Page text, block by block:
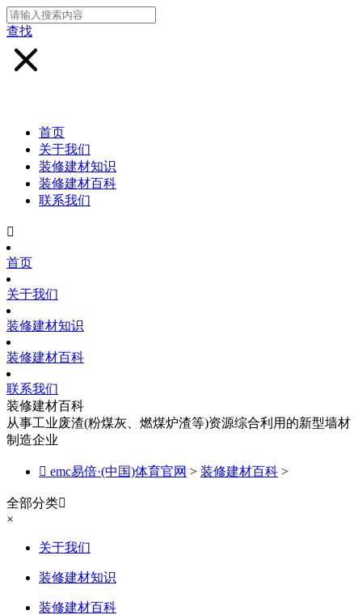
查找
首页
关于我们
装修建材知识
装修建材百科
联系我们

首页
关于我们
装修建材知识
装修建材百科
联系我们
装修建材百科
从事工业废渣(粉煤灰、燃煤炉渣等)资源综合利用的新型墙材
制造企业
 emc易倍·(中国)体育官网 > 装修建材百科 >
全部分类
×
关于我们
装修建材知识
装修建材百科